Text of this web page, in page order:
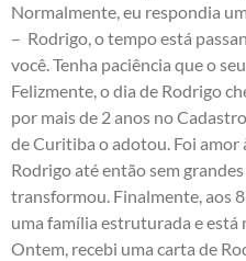
Normalmente, eu respondia
– Rodrigo, o tempo está
você. Tenha paciência que o
Felizmente, o dia de Rodrigo
por mais de 2 anos no
de Curitiba o adotou. Foi amor
Rodrigo até então sem
transformou. Finalmente, aos
uma família estruturada e está
Ontem, recebi uma carta de